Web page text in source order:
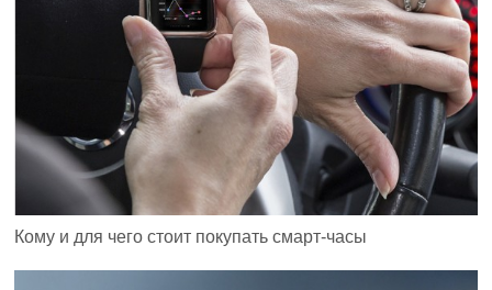
Кому и для чего стоит покупать смарт-часы